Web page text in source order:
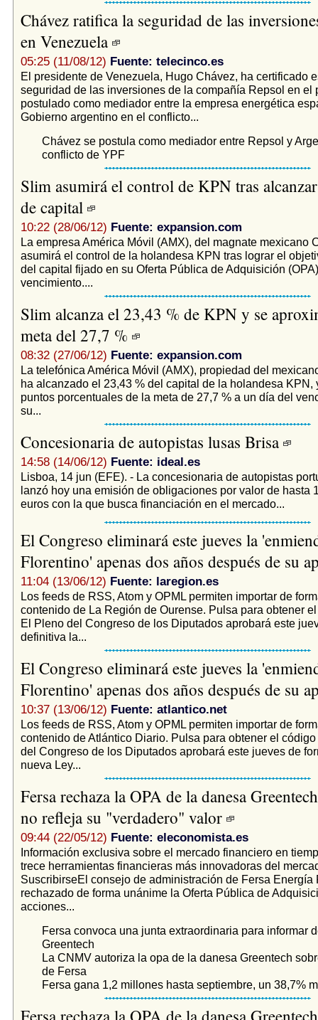
Chávez ratifica la seguridad de las
en Venezuela
05:25 (11/08/12) Fuente: telecinco.es
El presidente de Venezuela, Hugo Chávez, ha certificado
seguridad de las inversiones de la compañía Repsol en el
postulado como mediador entre la empresa energética
Gobierno argentino en el conflicto...
Chávez se postula como mediador entre Repsol y
conflicto de YPF
Slim asumirá el control de KPN tras
de capital
10:22 (28/06/12) Fuente: expansion.com
La empresa América Móvil (AMX), del magnate mexicano
asumirá el control de la holandesa KPN tras lograr el
del capital fijado en su Oferta Pública de Adquisición
vencimiento....
Slim alcanza el 23,43 % de KPN y se
meta del 27,7 %
08:32 (27/06/12) Fuente: expansion.com
La telefónica América Móvil (AMX), propiedad del
ha alcanzado el 23,43 % del capital de la holandesa KPN,
puntos porcentuales de la meta de 27,7 % a un día del
su...
Concesionaria de autopistas lusas Brisa
14:58 (14/06/12) Fuente: ideal.es
Lisboa, 14 jun (EFE). - La concesionaria de autopistas
lanzó hoy una emisión de obligaciones por valor de hasta
euros con la que busca financiación en el mercado...
El Congreso eliminará este jueves la
Florentino' apenas dos años después de su
11:04 (13/06/12) Fuente: laregion.es
Los feeds de RSS, Atom y OPML permiten importar de
contenido de La Región de Ourense. Pulsa para obtener
El Pleno del Congreso de los Diputados aprobará este
definitiva la...
El Congreso eliminará este jueves la
Florentino' apenas dos años después de su
10:37 (13/06/12) Fuente: atlantico.net
Los feeds de RSS, Atom y OPML permiten importar de
contenido de Atlántico Diario. Pulsa para obtener el
del Congreso de los Diputados aprobará este jueves de
nueva Ley...
Fersa rechaza la OPA de la danesa
no refleja su "verdadero" valor
09:44 (22/05/12) Fuente: eleconomista.es
Información exclusiva sobre el mercado financiero en
trece herramientas financieras más innovadoras del
SuscribirseEl consejo de administración de Fersa Energía
rechazado de forma unánime la Oferta Pública de
acciones...
Fersa convoca una junta extraordinaria para informar
Greentech
La CNMV autoriza la opa de la danesa Greentech
de Fersa
Fersa gana 1,2 millones hasta septiembre, un 38,7%
Fersa rechaza la OPA de la danesa